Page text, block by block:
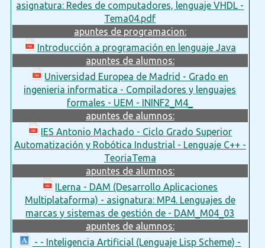
asignatura: Redes de computadores, lenguaje VHDL -
Tema04.pdf
apuntes de programacion:
Introducción a programación en lenguaje Java
apuntes de alumnos:
Universidad Europea de Madrid - Grado en
ingenieria informatica - Compiladores y lenguajes
formales - UEM - ININF2_M4_
apuntes de alumnos:
IES Antonio Machado - Ciclo Grado Superior
Automatización y Robótica Industrial - Lenguaje C++ -
TeoriaTema
apuntes de alumnos:
ILerna - DAM (Desarrollo Aplicaciones
Multiplataforma) - asignatura: MP4. Lenguajes de
marcas y sistemas de gestión de - DAM_M04_03
apuntes de alumnos:
- - Inteligencia Artificial (Lenguaje Lisp Scheme) -